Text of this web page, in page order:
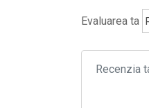
Evaluarea ta